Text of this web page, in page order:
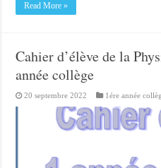
Read More »
Cahier d’élève de la
année collège
20 septembre 2022 1ére année